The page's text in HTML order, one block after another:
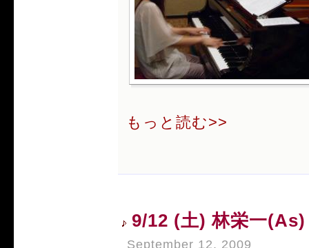
もっと読む>>
9/12 (土) 林栄一
September 12, 2009